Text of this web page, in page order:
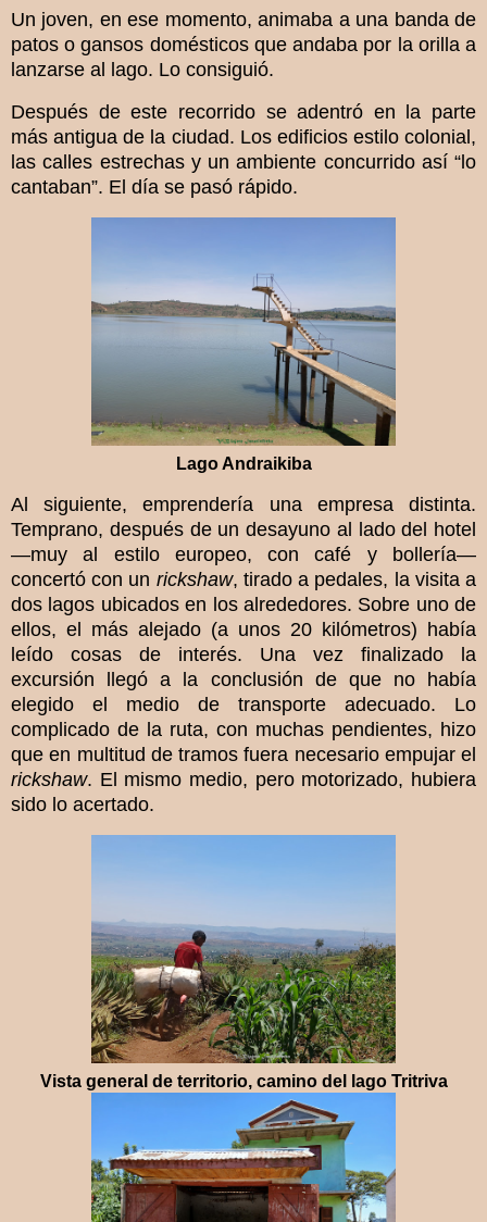
Un joven, en ese momento, animaba a una banda de
patos o gansos domésticos que andaba por la orilla a
lanzarse al lago. Lo consiguió.
Después de este recorrido se adentró en la parte
más antigua de la ciudad. Los edificios estilo colonial,
las calles estrechas y un ambiente concurrido así “lo
cantaban”. El día se pasó rápido.
Lago Andraikiba
Al siguiente, emprendería una empresa distinta.
Temprano, después de un desayuno al lado del hotel
—muy al estilo europeo, con café y bollería—
concertó con un rickshaw, tirado a pedales, la visita a
dos lagos ubicados en los alrededores. Sobre uno de
ellos, el más alejado (a unos 20 kilómetros) había
leído cosas de interés. Una vez finalizado la
excursión llegó a la conclusión de que no había
elegido el medio de transporte adecuado. Lo
complicado de la ruta, con muchas pendientes, hizo
que en multitud de tramos fuera necesario empujar el
rickshaw. El mismo medio, pero motorizado, hubiera
sido lo acertado.
Vista general de territorio, camino del lago Tritriva